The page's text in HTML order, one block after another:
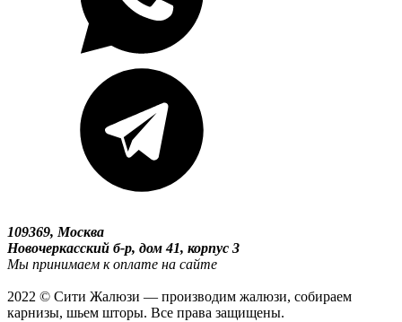
109369, Москва
Новочеркасский б-р, дом 41, корпус 3
Мы принимаем к оплате на сайте
2022 © Сити Жалюзи — производим жалюзи, собираем
карнизы, шьем шторы. Все права защищены.